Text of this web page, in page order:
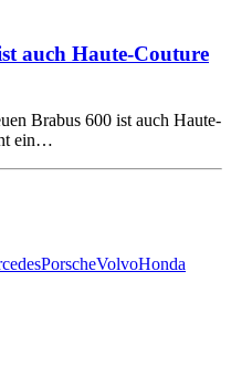
auch Haute-Couture
Brabus 600 ist auch Haute-
ein…
PorscheVolvoHonda